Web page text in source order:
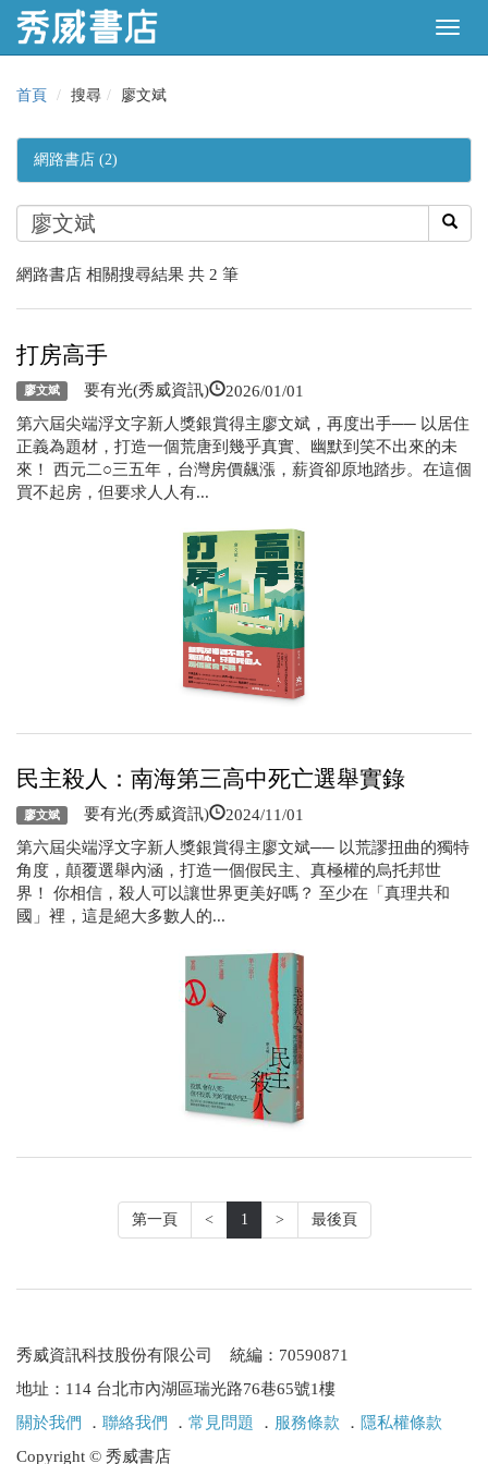
首頁 搜尋 廖文斌
網路書店 (2)
網路書店 相關搜尋結果 共 2 筆
打房高手
廖文斌 要有光(秀威資訊) 2026/01/01
第六屆尖端浮文字新人獎銀賞得主廖文斌，再度出手── 以居住
正義為題材，打造一個荒唐到幾乎真實、幽默到笑不出來的未
來！ 西元二○三五年，台灣房價飆漲，薪資卻原地踏步。在這個
買不起房，但要求人人有...
民主殺人：南海第三高中死亡選舉實錄
廖文斌 要有光(秀威資訊) 2024/11/01
第六屆尖端浮文字新人獎銀賞得主廖文斌── 以荒謬扭曲的獨特
角度，顛覆選舉內涵，打造一個假民主、真極權的烏托邦世
界！ 你相信，殺人可以讓世界更美好嗎？ 至少在「真理共和
國」裡，這是絕大多數人的...
第一頁 < 1 > 最後頁
秀威資訊科技股份有限公司 統編：70590871
地址：114 台北市內湖區瑞光路76巷65號1樓
關於我們
． 聯絡我們 ． 常見問題 ． 服務條款 ． 隱私權條款
Copyright © 秀威書店